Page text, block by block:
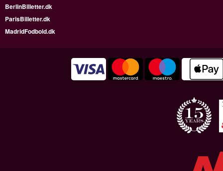
BerlinBilletter.dk
ParisBilletter.dk
MadridFodbold.dk